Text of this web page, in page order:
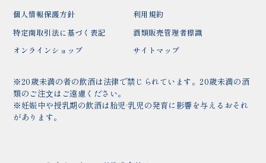
個人情報保護方針
利用規約
特定商取引法に基づく表記
酒類販売管理者標識
オンラインショップ
サイトマップ
※20歳未満の者の飲酒は法律で禁じられています。20歳未満の酒
類のご注⽂はご遠慮ください。
※妊娠中や授乳期の飲酒は胎児·乳児の発育に影響を与えるおそれ
があります。